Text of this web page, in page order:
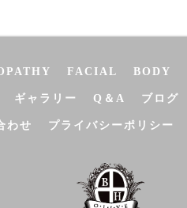
FACIAL BODY
ギャラリー Q＆A ブログ
わせ プライバシーポリシー